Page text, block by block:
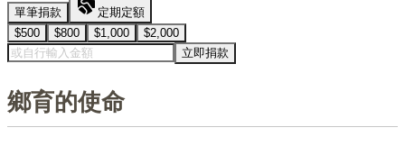
單筆捐款
定期定額
$500
$800 $1,000
$2,000
立即捐款
鄉育的使命